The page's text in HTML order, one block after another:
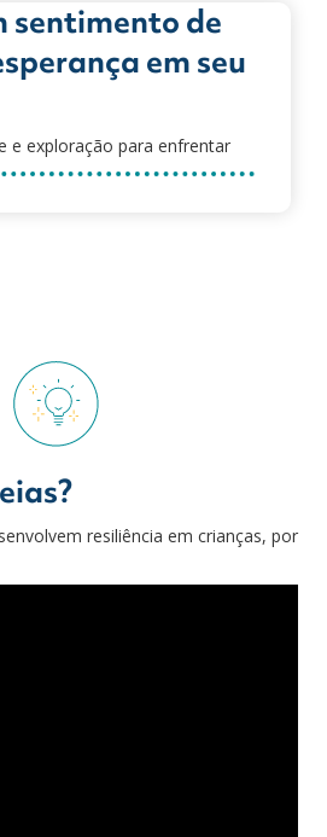
sentimento de
em seu
e exploração para enfrentar
resiliência em crianças, por